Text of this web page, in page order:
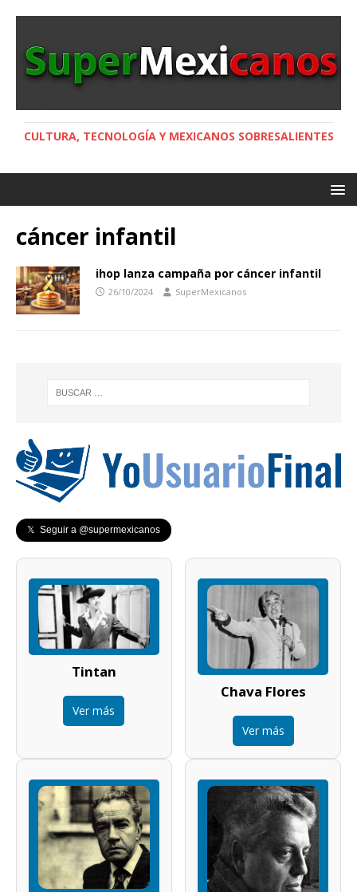
CULTURA, TECNOLOGÍA Y MEXICANOS SOBRESALIENTES
cáncer infantil
ihop lanza campaña por cáncer infantil
26/10/2024 SuperMexicanos
𝕏 Seguir a @supermexicanos
Tintan
Ver más
Chava Flores
Ver más